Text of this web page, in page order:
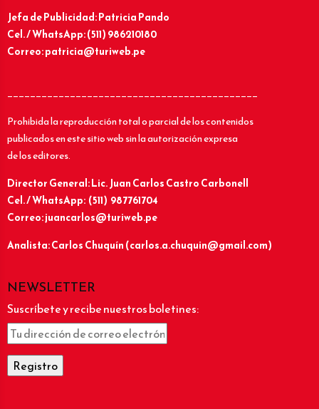
Jefa de Publicidad: Patricia Pando
Cel. / WhatsApp: (511) 986210180
Correo: patricia@turiweb.pe
____________________________________________
Prohibida la reproducción total o parcial de los contenidos
publicados en este sitio web sin la autorización expresa
de los editores.
Director General: Lic.Juan Carlos Castro Carbonell
Cel. / WhatsApp: (511) 987761704
Correo: juancarlos@turiweb.pe
Analista: Carlos Chuquín (carlos.a.chuquin@gmail.com)
NEWSLETTER
Suscríbete y recibe nuestros boletines: